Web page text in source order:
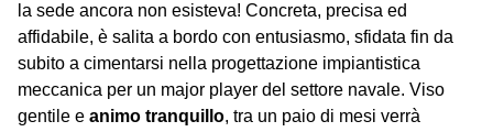
la sede ancora non esisteva! Concreta, precisa ed
affidabile, è salita a bordo con entusiasmo, sfidata fin da
subito a cimentarsi nella progettazione impiantistica
meccanica per un major player del settore navale. Viso
gentile e animo tranquillo, tra un paio di mesi verrà